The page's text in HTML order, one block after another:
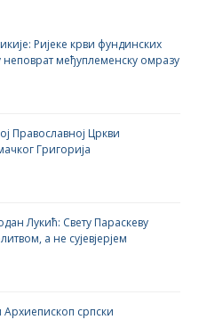
Ријеке крви фундинских
неповрат међуплеменску омразу
Православној Цркви
Григорија
Лукић: Свету Параскеву
а не сујевјерјем
Архиепископ српски